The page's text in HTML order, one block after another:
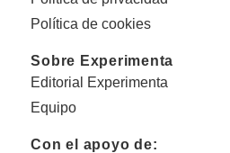
Política de cookies
Sobre Experimenta
Editorial Experimenta
Equipo
Con el apoyo de: